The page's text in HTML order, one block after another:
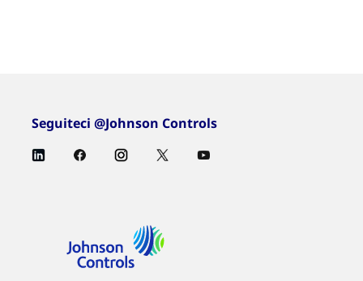
Seguiteci @Johnson Controls